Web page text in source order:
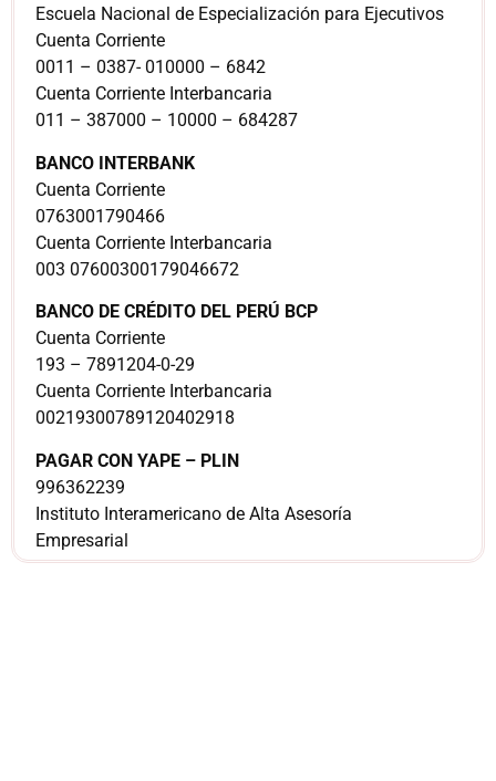
Escuela Nacional de Especialización para Ejecutivos
Cuenta Corriente
0011 – 0387- 010000 – 6842
Cuenta Corriente Interbancaria
011 – 387000 – 10000 – 684287
BANCO INTERBANK
Cuenta Corriente
0763001790466
Cuenta Corriente Interbancaria
003 07600300179046672
BANCO DE CRÉDITO DEL PERÚ BCP
Cuenta Corriente
193 – 7891204-0-29
Cuenta Corriente Interbancaria
00219300789120402918
PAGAR CON YAPE – PLIN
996362239
Instituto Interamericano de Alta Asesoría
Empresarial